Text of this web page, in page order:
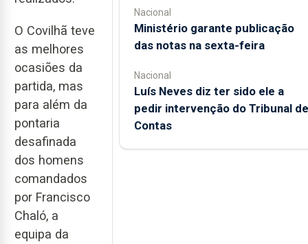
O Covilhã teve
as melhores
ocasiões da
partida, mas
para além da
pontaria
desafinada
dos homens
comandados
por Francisco
Chaló, a
equipa da
Nacional
Ministério garante publicação
das notas na sexta-feira
Nacional
Luís Neves diz ter sido ele a
pedir intervenção do Tribunal de
Contas